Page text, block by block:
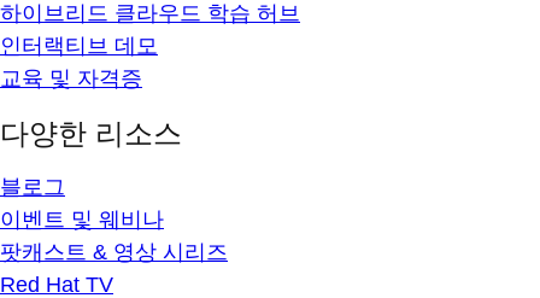
하이브리드 클라우드 학습 허브
인터랙티브 데모
교육 및 자격증
다양한 리소스
블로그
이벤트 및 웨비나
팟캐스트 & 영상 시리즈
Red Hat TV